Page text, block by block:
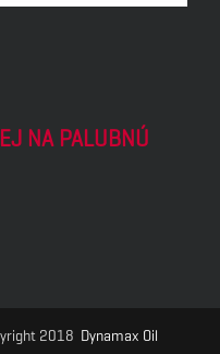
NA PALUBNÚ
2018 Dynamax Oil